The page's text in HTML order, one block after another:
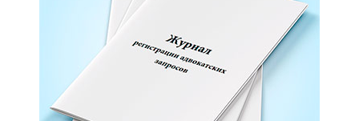
Контакты
Выдача продукции: